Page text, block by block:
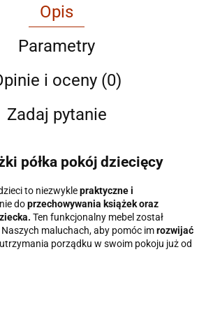
Opis
Parametry
i oceny (0)
Zadaj pytanie
półka pokój dziecięcy
to niezwyklepraktyczne i
doprzechowywania książek oraz
Ten funkcjonalny mebel został
maluchach, aby pomóc imrozwijać
porządku w swoim pokoju już od